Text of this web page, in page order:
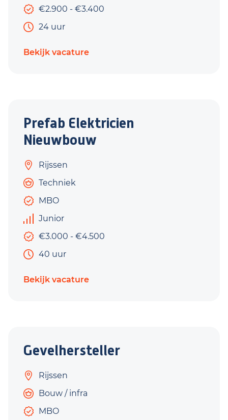
€2.900 - €3.400
24 uur
Bekijk vacature
Prefab Elektricien
Nieuwbouw
Rijssen
Techniek
MBO
Junior
€3.000 - €4.500
40 uur
Bekijk vacature
Gevelhersteller
Rijssen
Bouw / infra
MBO